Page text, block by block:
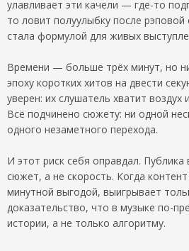
улавливает эти качели — где-то
то ловит полуулыбку после
стала формулой для живых
Времени — больше трёх минут, но
эпоху коротких хитов на двести
уверен: их слушатель хватит воздух
Всё подчинено сюжету: ни одной
одного незаметного перехода.
И этот риск себя оправдал. Публика
сюжет, а не скорость. Когда
минутной выгодой, выигрывает
доказательство, что в музыке по-
истории, а не только алгоритму.